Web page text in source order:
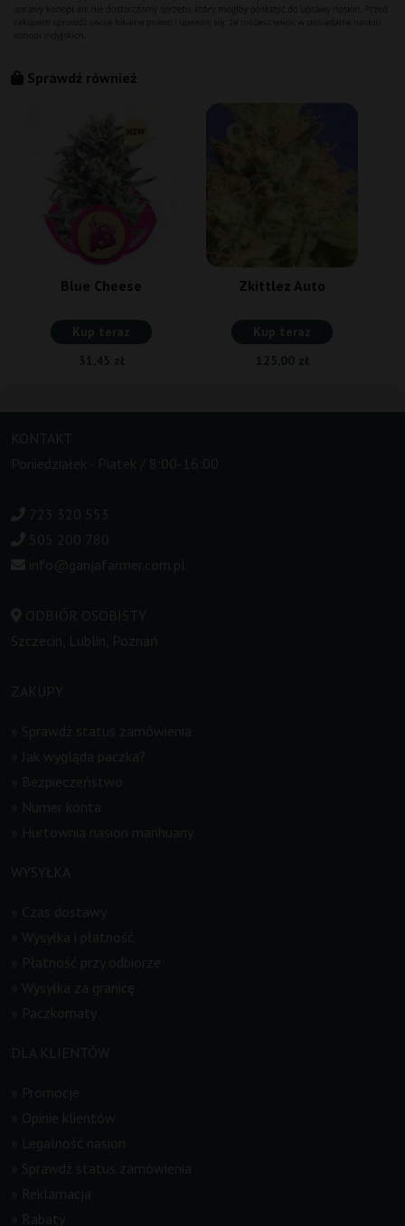
Sprawdź również
Blue Cheese
Kup teraz
31,45 zł
Zkittlez Auto
Kup teraz
125,00 zł
KONTAKT
Poniedziałek - Piatek / 8:00-16:00
723 320 553
505 200 780
info@ganjafarmer.com.pl
ODBIÓR OSOBISTY
Szczecin, Lublin, Poznań
ZAKUPY
Sprawdź status zamówienia
Jak wygląda paczka?
Bezpieczeństwo
Numer konta
Hurtownia nasion marihuany
WYSYŁKA
Czas dostawy
Wysyłka i płatność
Płatność przy odbiorze
Wysyłka za granicę
Paczkomaty
DLA KLIENTÓW
Promocje
Opinie klientów
Legalność nasion
Sprawdź status zamówienia
Reklamacja
Rabaty